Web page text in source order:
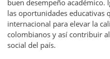
buen desempeño académico.
las oportunidades educativas
internacional para elevar la
colombianos y así contribuir
social del país.